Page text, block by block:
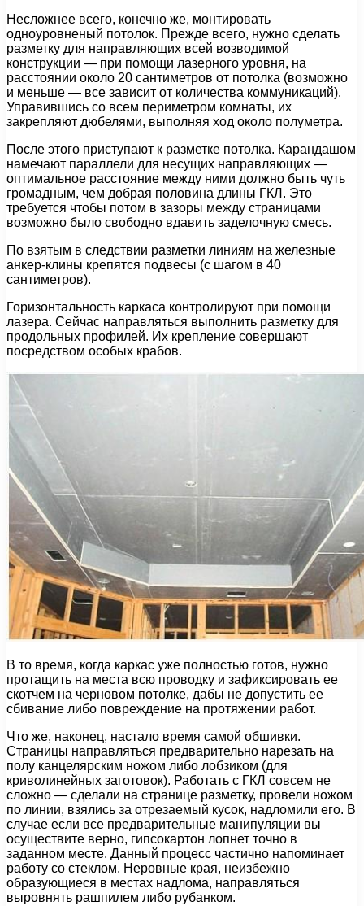
Несложнее всего, конечно же, монтировать
одноуровненый потолок. Прежде всего, нужно сделать
разметку для направляющих всей возводимой
конструкции — при помощи лазерного уровня, на
расстоянии около 20 сантиметров от потолка (возможно
и меньше — все зависит от количества коммуникаций).
Управившись со всем периметром комнаты, их
закрепляют дюбелями, выполняя ход около полуметра.
После этого приступают к разметке потолка. Карандашом
намечают параллели для несущих направляющих —
оптимальное расстояние между ними должно быть чуть
громадным, чем добрая половина длины ГКЛ. Это
требуется чтобы потом в зазоры между страницами
возможно было свободно вдавить заделочную смесь.
По взятым в следствии разметки линиям на железные
анкер-клины крепятся подвесы (с шагом в 40
сантиметров).
Горизонтальность каркаса контролируют при помощи
лазера. Сейчас направляться выполнить разметку для
продольных профилей. Их крепление совершают
посредством особых крабов.
В то время, когда каркас уже полностью готов, нужно
протащить на места всю проводку и зафиксировать ее
скотчем на черновом потолке, дабы не допустить ее
сбивание либо повреждение на протяжении работ.
Что же, наконец, настало время самой обшивки.
Страницы направляться предварительно нарезать на
полу канцелярским ножом либо лобзиком (для
криволинейных заготовок). Работать с ГКЛ совсем не
сложно — сделали на странице разметку, провели ножом
по линии, взялись за отрезаемый кусок, надломили его. В
случае если все предварительные манипуляции вы
осуществите верно, гипсокартон лопнет точно в
заданном месте. Данный процесс частично напоминает
работу со стеклом. Неровные края, неизбежно
образующиеся в местах надлома, направляться
выровнять рашпилем либо рубанком.